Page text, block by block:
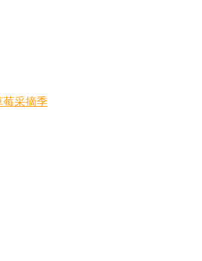
莓采摘季